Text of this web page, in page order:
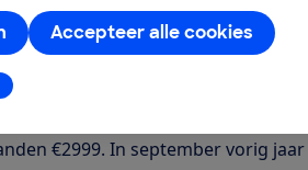
Accepteer alle cookies
€2999. In september vorig